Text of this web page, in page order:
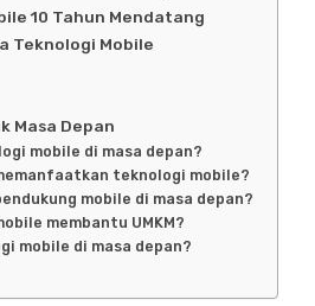
10 Tahun Mendatang
Teknologi Mobile
Masa Depan
mobile di masa depan?
teknologi mobile?
mobile di masa depan?
membantu UMKM?
mobile di masa depan?